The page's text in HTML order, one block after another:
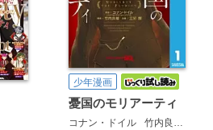
少年漫画
憂国のモリアーティ
コナン・ドイル 竹内良輔